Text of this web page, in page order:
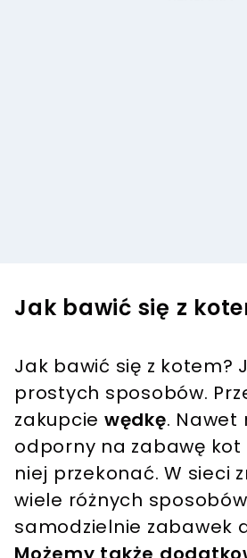
Jak bawić się z
Jak bawić się z kotem?
prostych sposobów.
zakupcie wędkę. Nawet
odporny na zabawę kot
niej przekonać. W sieci
wiele różnych
samodzielnie zabawek